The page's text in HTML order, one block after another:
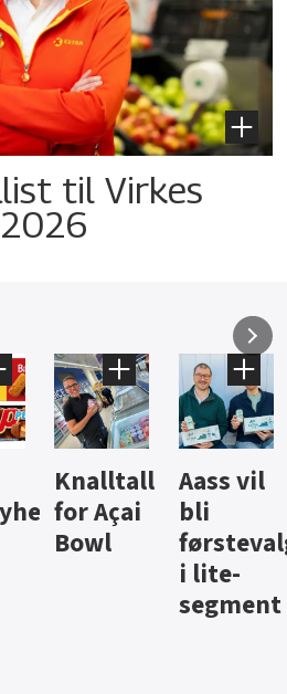
til Virkes
Brus og
jus fra
Berentsen
Hard
iste fra
Hansa